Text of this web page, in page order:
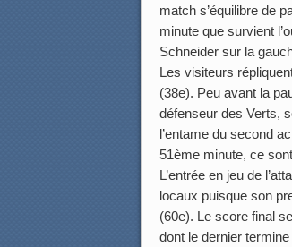
match s’équilibre de
minute que survient
Schneider sur la
Les visiteurs
(38e). Peu avant la
défenseur des Verts,
l’entame du second
51ème minute, ce
L’entrée en jeu de
locaux puisque son
(60e). Le score final
dont le dernier